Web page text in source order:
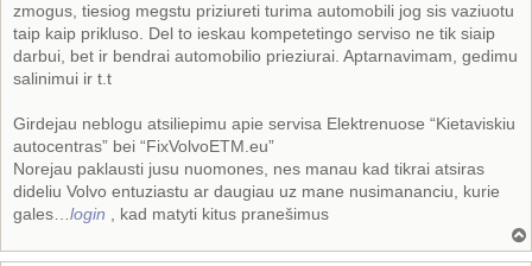
zmogus, tiesiog megstu priziureti turima automobili jog sis vaziuotu
taip kaip prikluso. Del to ieskau kompetetingo serviso ne tik siaip
darbui, bet ir bendrai automobilio prieziurai. Aptarnavimam, gedimu
salinimui ir t.t
Girdejau neblogu atsiliepimu apie servisa Elektrenuose “Kietaviskiu
autocentras” bei “FixVolvoETM.eu”
Norejau paklausti jusu nuomones, nes manau kad tikrai atsiras
dideliu Volvo entuziastu ar daugiau uz mane nusimananciu, kurie
gales… login , kad matyti kitus pranešimus